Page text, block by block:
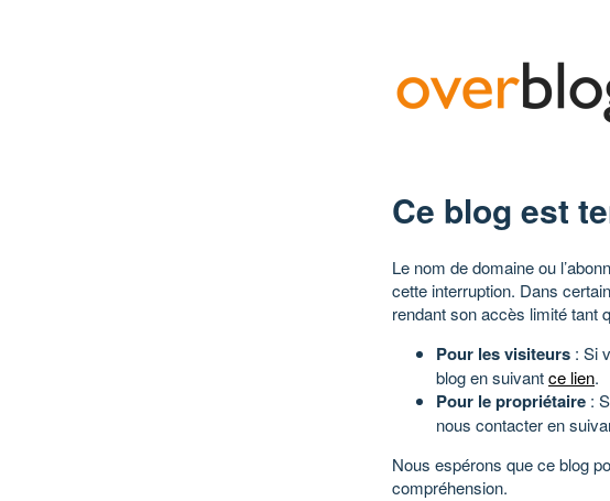
Ce blog est
Le nom de domaine ou
cette interruption. Dans
rendant son accès limité tant
Pour les visiteurs : Si
blog en suivantce lien.
Pour le propriétaire :
nous contacter en
Nous espérons que ce blog
compréhension.